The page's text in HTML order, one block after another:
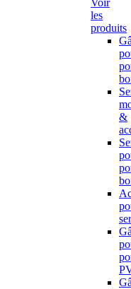
les
produits
&